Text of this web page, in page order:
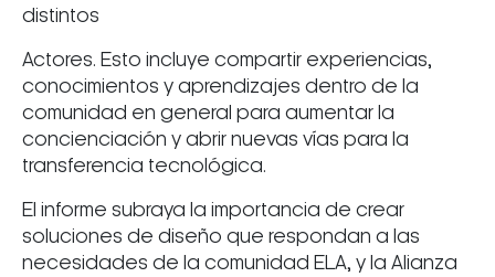
distintos
Actores. Esto incluye compartir experiencias,
conocimientos y aprendizajes dentro de la
comunidad en general para aumentar la
concienciación y abrir nuevas vías para la
transferencia tecnológica.
El informe subraya la importancia de crear
soluciones de diseño que respondan a las
necesidades de la comunidad ELA, y la Alianza